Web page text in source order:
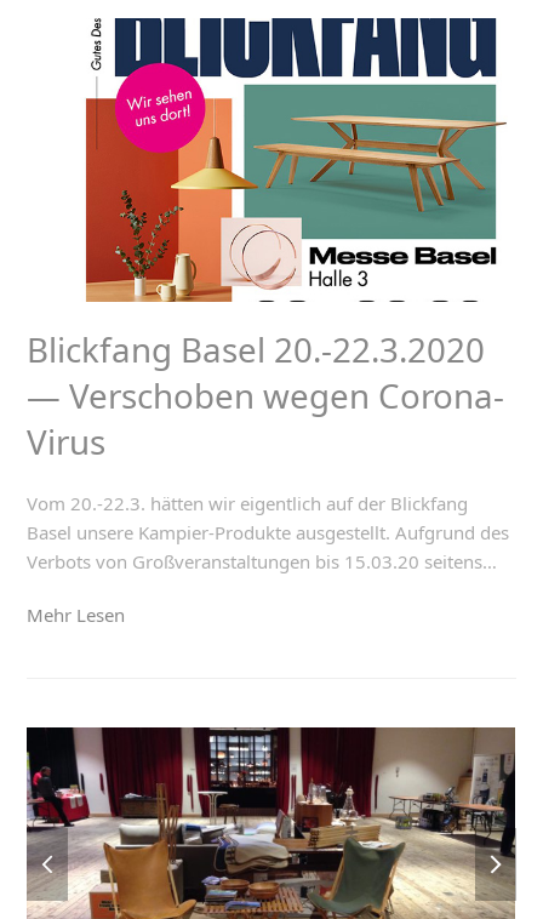
Blickfang Basel 20.-22.3.2020
— Verschoben wegen Corona-
Virus
Vom 20.-22.3. hätten wir eigentlich auf der Blickfang
Basel unsere Kampier-Produkte ausgestellt. Aufgrund des
Verbots von Großveranstaltungen bis 15.03.20 seitens…
Mehr Lesen
previous
slide
next
slide